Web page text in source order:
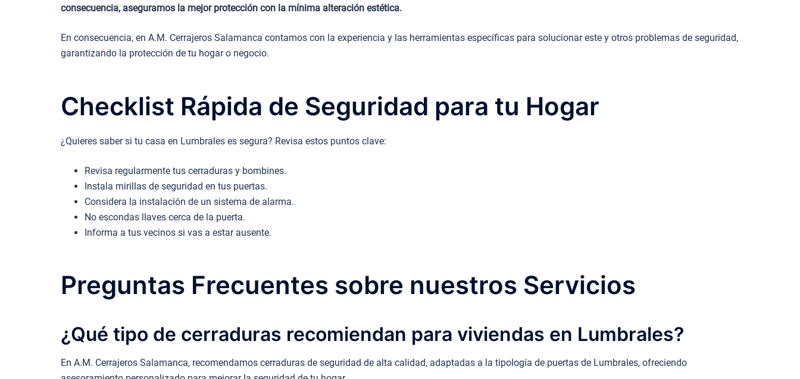
consecuencia, aseguramos la mejor protección con la mínima alteración estética.
En consecuencia, en A.M. Cerrajeros Salamanca contamos con la experiencia y las herramientas específicas para solucionar este y otros problemas de seguridad,
garantizando la protección de tu hogar o negocio.
Checklist Rápida de Seguridad para tu Hogar
¿Quieres saber si tu casa en Lumbrales es segura? Revisa estos puntos clave:
Revisa regularmente tus cerraduras y bombines.
Instala mirillas de seguridad en tus puertas.
Considera la instalación de un sistema de alarma.
No escondas llaves cerca de la puerta.
Informa a tus vecinos si vas a estar ausente.
Preguntas Frecuentes sobre nuestros Servicios
¿Qué tipo de cerraduras recomiendan para viviendas en Lumbrales?
En A.M. Cerrajeros Salamanca, recomendamos cerraduras de seguridad de alta calidad, adaptadas a la tipología de puertas de Lumbrales, ofreciendo